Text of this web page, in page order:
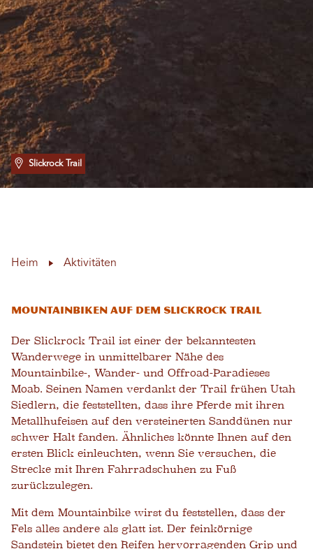
Slickrock Trail
Heim Aktivitäten
Mountainbiken auf dem Slickrock Trail
Der Slickrock Trail ist einer der bekanntesten
Wanderwege in unmittelbarer Nähe des
Mountainbike-, Wander- und Offroad-Paradieses
Moab. Seinen Namen verdankt der Trail frühen Utah
Siedlern, die feststellten, dass ihre Pferde mit ihren
Metallhufeisen auf den versteinerten Sanddünen nur
schwer Halt fanden. Ähnliches könnte Ihnen auf den
ersten Blick einleuchten, wenn Sie versuchen, die
Strecke mit Ihren Fahrradschuhen zu Fuß
zurückzulegen.
Mit dem Mountainbike wirst du feststellen, dass der
Fels alles andere als glatt ist. Der feinkörnige
Sandstein bietet den Reifen hervorragenden Grip und